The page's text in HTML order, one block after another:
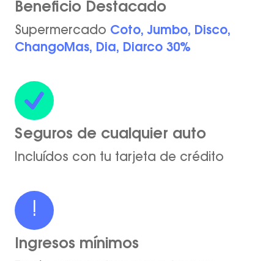
Beneficio Destacado
Supermercado Coto, Jumbo, Disco,
ChangoMas, Dia, Diarco 30%
Seguros de cualquier auto
Incluídos con tu tarjeta de crédito
!
Ingresos mínimos